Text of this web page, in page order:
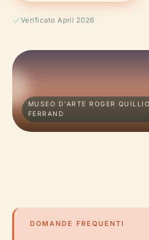
Verificato April 2026
MUSEO D'ARTE ROGER
FERRAND
DOMANDE FREQUENTI